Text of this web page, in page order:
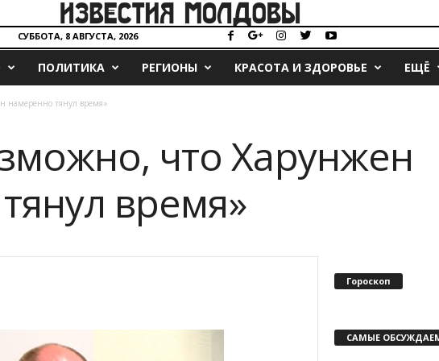
СУББОТА, 8 АВГУСТА, 2026
ПОЛИТИКА РЕГИОНЫ КРАСОТА И ЗДОРОВЬЕ ЕЩЁ
намеренно тянул время»
что Харунжен
время»
Гороскоп
САМЫЕ